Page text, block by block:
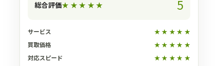
総合評価★ ★★ ★★ 5
サービス ★★ ★★ ★
買取価格
★★ ★★ ★
対応スピード
★★ ★★ ★